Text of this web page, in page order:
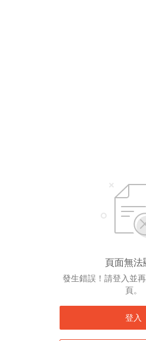
頁面無法
發生錯誤！請登入並
頁。
登入